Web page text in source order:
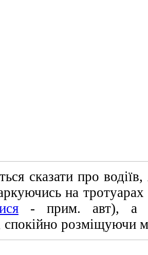
сказати про
на
- прим. авт), а й
спокійно розміщуючи